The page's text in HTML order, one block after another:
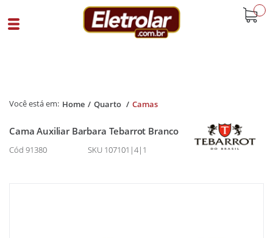
Home Quarto Camas
Cama Auxiliar Barbara Tebarrot Branco
Cód 91380 SKU 107101|4|1